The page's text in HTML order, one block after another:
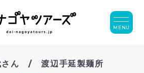
さん / 渡辺手延製麺所
MENU